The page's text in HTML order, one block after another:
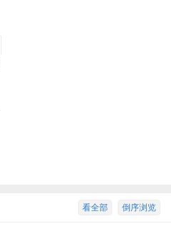
倒序浏览
看全部